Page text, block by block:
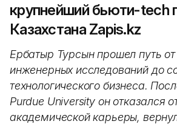
крупнейший бьюти-tech
Казахстана Zapis.kz
Ербатыр Турсын прошел путь
инженерных исследований до
технологического бизнеса.
Purdue University он отказался
академической карьеры,